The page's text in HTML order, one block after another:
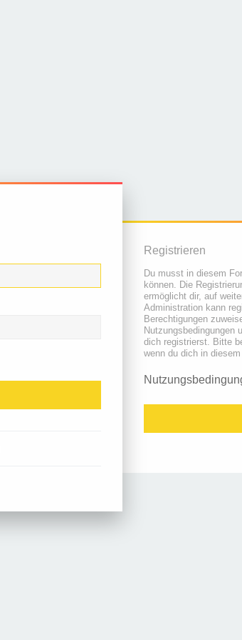
Registrieren
Du musst in diesem
können. Die
ermöglicht dir, auf
Administration kann
Berechtigungen
Nutzungsbedingungen
dich registrierst. Bitte
wenn du dich in